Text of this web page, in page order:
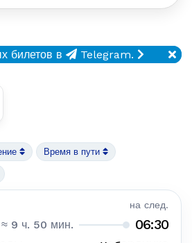
билетов в Telegram.
Время в пути
на след.
≈ 9 ч. 50 мин. 06:30